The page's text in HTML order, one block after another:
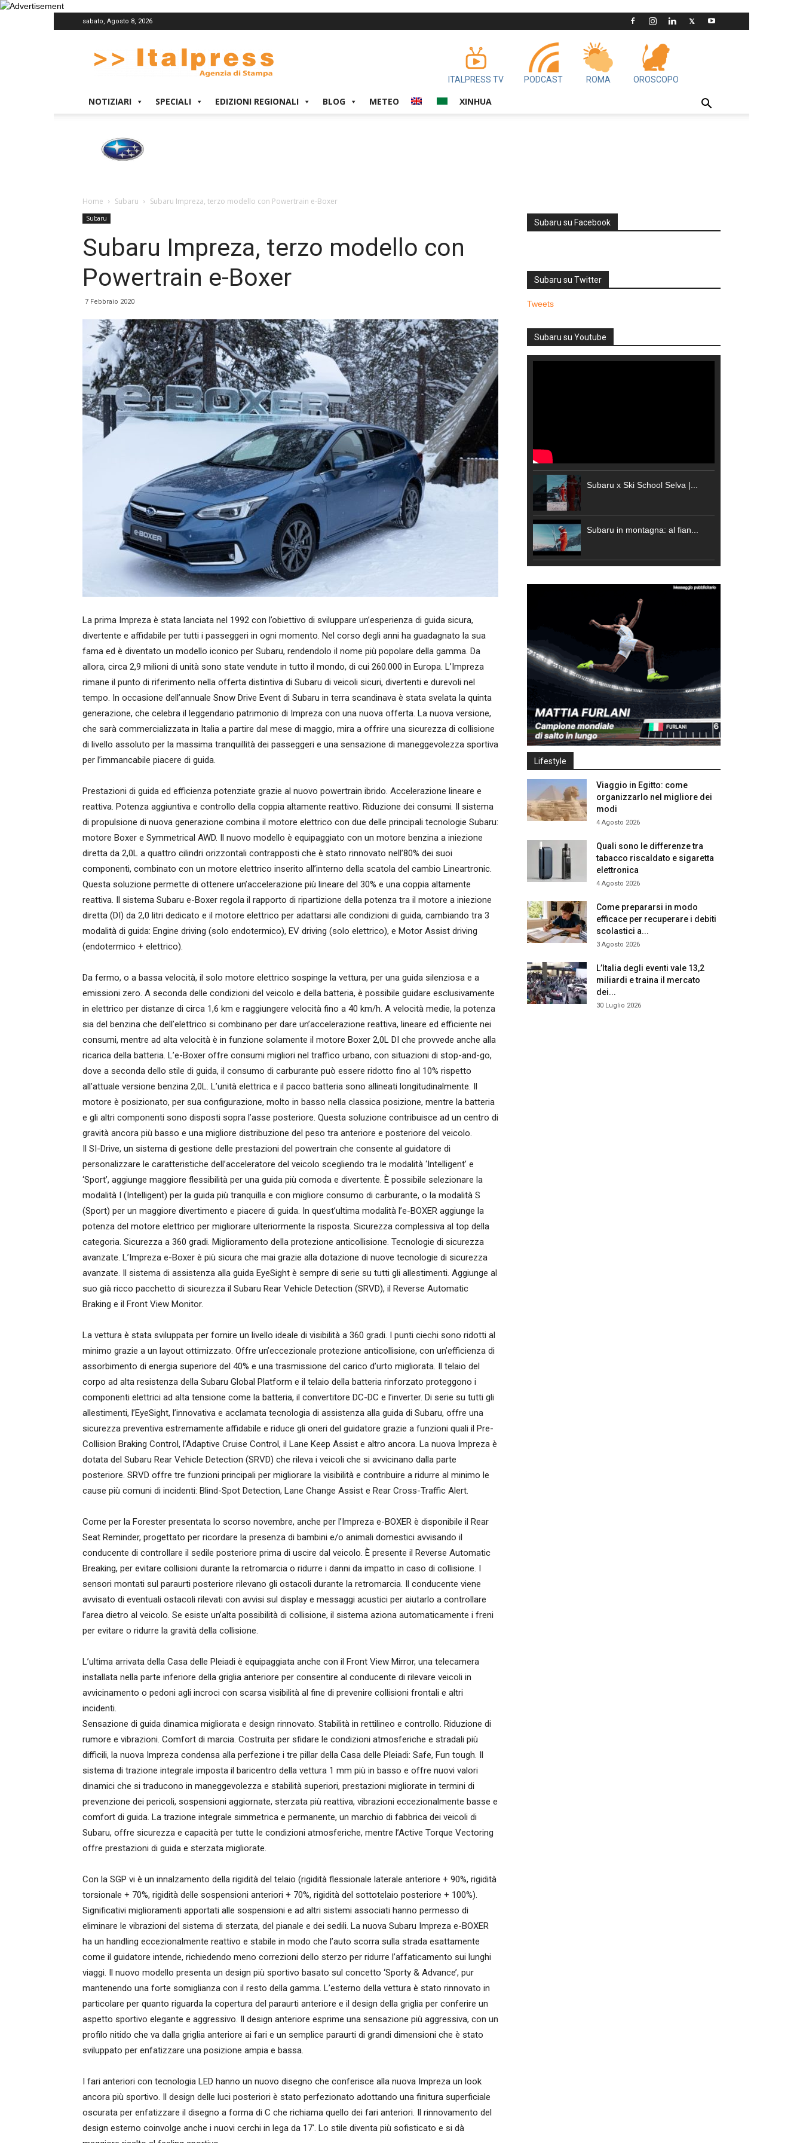
sabato, Agosto 8, 2026
ITALPRESS TV PODCAST ROMA OROSCOPO
NOTIZIARI SPECIALI EDIZIONI REGIONALI BLOG METEO XINHUA
Home Subaru Subaru Impreza, terzo modello con Powertrain e-Boxer
Subaru
Subaru Impreza, terzo modello con
Powertrain e-Boxer
7 Febbraio 2020
La prima Impreza è stata lanciata nel 1992 con l’obiettivo di sviluppare un’esperienza di guida sicura,
divertente e affidabile per tutti i passeggeri in ogni momento. Nel corso degli anni ha guadagnato la sua
fama ed è diventato un modello iconico per Subaru, rendendolo il nome più popolare della gamma. Da
allora, circa 2,9 milioni di unità sono state vendute in tutto il mondo, di cui 260.000 in Europa. L’Impreza
rimane il punto di riferimento nella offerta distintiva di Subaru di veicoli sicuri, divertenti e durevoli nel
tempo. In occasione dell’annuale Snow Drive Event di Subaru in terra scandinava è stata svelata la quinta
generazione, che celebra il leggendario patrimonio di Impreza con una nuova offerta. La nuova versione,
che sarà commercializzata in Italia a partire dal mese di maggio, mira a offrire una sicurezza di collisione
di livello assoluto per la massima tranquillità dei passeggeri e una sensazione di maneggevolezza sportiva
per l’immancabile piacere di guida.
Prestazioni di guida ed efficienza potenziate grazie al nuovo powertrain ibrido. Accelerazione lineare e
reattiva. Potenza aggiuntiva e controllo della coppia altamente reattivo. Riduzione dei consumi. Il sistema
di propulsione di nuova generazione combina il motore elettrico con due delle principali tecnologie Subaru:
motore Boxer e Symmetrical AWD. Il nuovo modello è equipaggiato con un motore benzina a iniezione
diretta da 2,0L a quattro cilindri orizzontali contrapposti che è stato rinnovato nell’80% dei suoi
componenti, combinato con un motore elettrico inserito all’interno della scatola del cambio Lineartronic.
Questa soluzione permette di ottenere un’accelerazione più lineare del 30% e una coppia altamente
reattiva. Il sistema Subaru e-Boxer regola il rapporto di ripartizione della potenza tra il motore a iniezione
diretta (DI) da 2,0 litri dedicato e il motore elettrico per adattarsi alle condizioni di guida, cambiando tra 3
modalità di guida: Engine driving (solo endotermico), EV driving (solo elettrico), e Motor Assist driving
(endotermico + elettrico).
Da fermo, o a bassa velocità, il solo motore elettrico sospinge la vettura, per una guida silenziosa e a
emissioni zero. A seconda delle condizioni del veicolo e della batteria, è possibile guidare esclusivamente
in elettrico per distanze di circa 1,6 km e raggiungere velocità fino a 40 km/h. A velocità medie, la potenza
sia del benzina che dell’elettrico si combinano per dare un’accelerazione reattiva, lineare ed efficiente nei
consumi, mentre ad alta velocità è in funzione solamente il motore Boxer 2,0L DI che provvede anche alla
ricarica della batteria. L’e-Boxer offre consumi migliori nel traffico urbano, con situazioni di stop-and-go,
dove a seconda dello stile di guida, il consumo di carburante può essere ridotto fino al 10% rispetto
all’attuale versione benzina 2,0L. L’unità elettrica e il pacco batteria sono allineati longitudinalmente. Il
motore è posizionato, per sua configurazione, molto in basso nella classica posizione, mentre la batteria
e gli altri componenti sono disposti sopra l’asse posteriore. Questa soluzione contribuisce ad un centro di
gravità ancora più basso e una migliore distribuzione del peso tra anteriore e posteriore del veicolo.
Il SI-Drive, un sistema di gestione delle prestazioni del powertrain che consente al guidatore di
personalizzare le caratteristiche dell’acceleratore del veicolo scegliendo tra le modalità ‘Intelligent’ e
‘Sport’, aggiunge maggiore flessibilità per una guida più comoda e divertente. È possibile selezionare la
modalità I (Intelligent) per la guida più tranquilla e con migliore consumo di carburante, o la modalità S
(Sport) per un maggiore divertimento e piacere di guida. In quest’ultima modalità l’e-BOXER aggiunge la
potenza del motore elettrico per migliorare ulteriormente la risposta. Sicurezza complessiva al top della
categoria. Sicurezza a 360 gradi. Miglioramento della protezione anticollisione. Tecnologie di sicurezza
avanzate. L’Impreza e-Boxer è più sicura che mai grazie alla dotazione di nuove tecnologie di sicurezza
avanzate. Il sistema di assistenza alla guida EyeSight è sempre di serie su tutti gli allestimenti. Aggiunge al
suo già ricco pacchetto di sicurezza il Subaru Rear Vehicle Detection (SRVD), il Reverse Automatic
Braking e il Front View Monitor.
La vettura è stata sviluppata per fornire un livello ideale di visibilità a 360 gradi. I punti ciechi sono ridotti al
minimo grazie a un layout ottimizzato. Offre un’eccezionale protezione anticollisione, con un’efficienza di
assorbimento di energia superiore del 40% e una trasmissione del carico d’urto migliorata. Il telaio del
corpo ad alta resistenza della Subaru Global Platform e il telaio della batteria rinforzato proteggono i
componenti elettrici ad alta tensione come la batteria, il convertitore DC-DC e l’inverter. Di serie su tutti gli
allestimenti, l’EyeSight, l’innovativa e acclamata tecnologia di assistenza alla guida di Subaru, offre una
sicurezza preventiva estremamente affidabile e riduce gli oneri del guidatore grazie a funzioni quali il Pre-
Collision Braking Control, l’Adaptive Cruise Control, il Lane Keep Assist e altro ancora. La nuova Impreza è
dotata del Subaru Rear Vehicle Detection (SRVD) che rileva i veicoli che si avvicinano dalla parte
posteriore. SRVD offre tre funzioni principali per migliorare la visibilità e contribuire a ridurre al minimo le
cause più comuni di incidenti: Blind-Spot Detection, Lane Change Assist e Rear Cross-Traffic Alert.
Come per la Forester presentata lo scorso novembre, anche per l’Impreza e-BOXER è disponibile il Rear
Seat Reminder, progettato per ricordare la presenza di bambini e/o animali domestici avvisando il
conducente di controllare il sedile posteriore prima di uscire dal veicolo. È presente il Reverse Automatic
Breaking, per evitare collisioni durante la retromarcia o ridurre i danni da impatto in caso di collisione. I
sensori montati sul paraurti posteriore rilevano gli ostacoli durante la retromarcia. Il conducente viene
avvisato di eventuali ostacoli rilevati con avvisi sul display e messaggi acustici per aiutarlo a controllare
l’area dietro al veicolo. Se esiste un’alta possibilità di collisione, il sistema aziona automaticamente i freni
per evitare o ridurre la gravità della collisione.
L’ultima arrivata della Casa delle Pleiadi è equipaggiata anche con il Front View Mirror, una telecamera
installata nella parte inferiore della griglia anteriore per consentire al conducente di rilevare veicoli in
avvicinamento o pedoni agli incroci con scarsa visibilità al fine di prevenire collisioni frontali e altri
incidenti.
Sensazione di guida dinamica migliorata e design rinnovato. Stabilità in rettilineo e controllo. Riduzione di
rumore e vibrazioni. Comfort di marcia. Costruita per sfidare le condizioni atmosferiche e stradali più
difficili, la nuova Impreza condensa alla perfezione i tre pillar della Casa delle Pleiadi: Safe, Fun tough. Il
sistema di trazione integrale imposta il baricentro della vettura 1 mm più in basso e offre nuovi valori
dinamici che si traducono in maneggevolezza e stabilità superiori, prestazioni migliorate in termini di
prevenzione dei pericoli, sospensioni aggiornate, sterzata più reattiva, vibrazioni eccezionalmente basse e
comfort di guida. La trazione integrale simmetrica e permanente, un marchio di fabbrica dei veicoli di
Subaru, offre sicurezza e capacità per tutte le condizioni atmosferiche, mentre l’Active Torque Vectoring
offre prestazioni di guida e sterzata migliorate.
Con la SGP vi è un innalzamento della rigidità del telaio (rigidità flessionale laterale anteriore + 90%, rigidità
torsionale + 70%, rigidità delle sospensioni anteriori + 70%, rigidità del sottotelaio posteriore + 100%).
Significativi miglioramenti apportati alle sospensioni e ad altri sistemi associati hanno permesso di
eliminare le vibrazioni del sistema di sterzata, del pianale e dei sedili. La nuova Subaru Impreza e-BOXER
ha un handling eccezionalmente reattivo e stabile in modo che l’auto scorra sulla strada esattamente
come il guidatore intende, richiedendo meno correzioni dello sterzo per ridurre l’affaticamento sui lunghi
viaggi. Il nuovo modello presenta un design più sportivo basato sul concetto ‘Sporty & Advance’, pur
mantenendo una forte somiglianza con il resto della gamma. L’esterno della vettura è stato rinnovato in
particolare per quanto riguarda la copertura del paraurti anteriore e il design della griglia per conferire un
aspetto sportivo elegante e aggressivo. Il design anteriore esprime una sensazione più aggressiva, con un
profilo nitido che va dalla griglia anteriore ai fari e un semplice paraurti di grandi dimensioni che è stato
sviluppato per enfatizzare una posizione ampia e bassa.
I fari anteriori con tecnologia LED hanno un nuovo disegno che conferisce alla nuova Impreza un look
ancora più sportivo. Il design delle luci posteriori è stato perfezionato adottando una finitura superficiale
oscurata per enfatizzare il disegno a forma di C che richiama quello dei fari anteriori. Il rinnovamento del
design esterno coinvolge anche i nuovi cerchi in lega da 17′. Lo stile diventa più sofisticato e si dà
Subaru su Facebook
Subaru su Twitter
Tweets
Subaru su Youtube
Subaru x Ski School Selva |...
Subaru in montagna: al fian...
Lifestyle
Viaggio in Egitto: come
organizzarlo nel migliore dei
modi
4 Agosto 2026
Quali sono le differenze tra
tabacco riscaldato e sigaretta
elettronica
4 Agosto 2026
Come prepararsi in modo
efficace per recuperare i debiti
scolastici a...
3 Agosto 2026
L’Italia degli eventi vale 13,2
miliardi e traina il mercato
dei...
30 Luglio 2026